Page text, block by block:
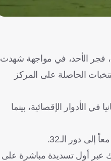
أهداف لمثلها، فجر الأحد، في مواجهة شهدت
الحاصلة على المركز
الأدوار الإقصائية، بينما
إلى دور الـ32.
عبر أول تسديدة مباشرة على